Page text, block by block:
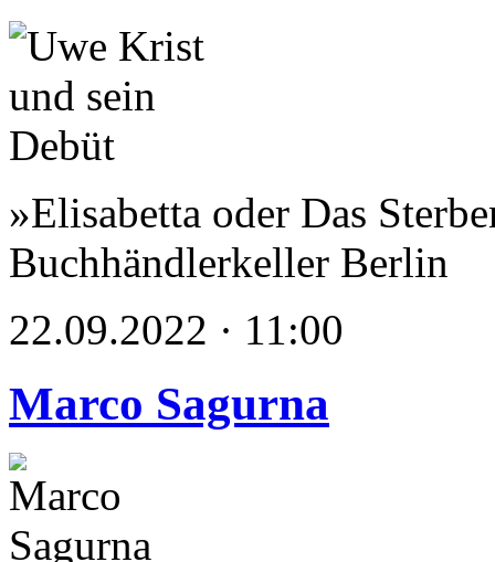
»Elisabetta oder Das
Buchhändlerkeller Berlin
22.09.2022 · 11:00
Marco Sagurna